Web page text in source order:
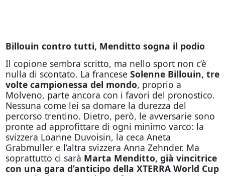
Billouin contro tutti, Menditto sogna il podio
Il copione sembra scritto, ma nello sport non c’è
nulla di scontato. La francese Solenne Billouin, tre
volte campionessa del mondo, proprio a
Molveno, parte ancora con i favori del pronostico.
Nessuna come lei sa domare la durezza del
percorso trentino. Dietro, però, le avversarie sono
pronte ad approfittare di ogni minimo varco: la
svizzera Loanne Duvoisin, la ceca Aneta
Grabmuller e l’altra svizzera Anna Zehnder. Ma
soprattutto ci sarà Marta Menditto, già vincitrice
con una gara d’anticipo della XTERRA World Cup